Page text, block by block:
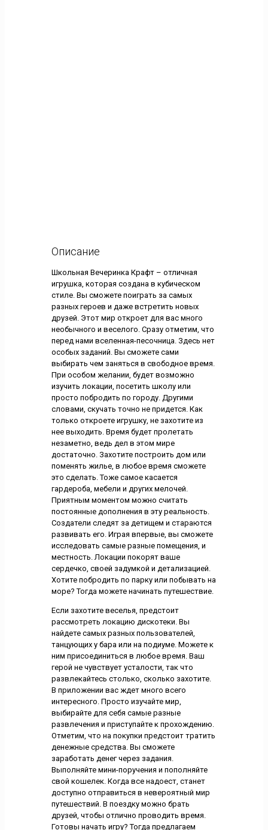
Описание
Школьная Вечеринка Крафт – отличная
игрушка, которая создана в кубическом
стиле. Вы сможете поиграть за самых
разных героев и даже встретить новых
друзей. Этот мир откроет для вас много
необычного и веселого. Сразу отметим, что
перед нами вселенная-песочница. Здесь нет
особых заданий. Вы сможете сами
выбирать чем заняться в свободное время.
При особом желании, будет возможно
изучить локации, посетить школу или
просто побродить по городу. Другими
словами, скучать точно не придется. Как
только откроете игрушку, не захотите из
нее выходить. Время будет пролетать
незаметно, ведь дел в этом мире
достаточно. Захотите построить дом или
поменять жилье, в любое время сможете
это сделать. Тоже самое касается
гардероба, мебели и других мелочей.
Приятным моментом можно считать
постоянные дополнения в эту реальность.
Создатели следят за детищем и стараются
развивать его. Играя впервые, вы сможете
исследовать самые разные помещения, и
местность. Локации покорят ваше
сердечко, своей задумкой и детализацией.
Хотите побродить по парку или побывать на
море? Тогда можете начинать путешествие.
Если захотите веселья, предстоит
рассмотреть локацию дискотеки. Вы
найдете самых разных пользователей,
танцующих у бара или на подиуме. Можете к
ним присоединиться в любое время. Ваш
герой не чувствует усталости, так что
развлекайтесь столько, сколько захотите.
В приложении вас ждет много всего
интересного. Просто изучайте мир,
выбирайте для себя самые разные
развлечения и приступайте к прохождению.
Отметим, что на покупки предстоит тратить
денежные средства. Вы сможете
заработать денег через задания.
Выполняйте мини-поручения и пополняйте
свой кошелек. Когда все надоест, станет
доступно отправиться в невероятный мир
путешествий. В поездку можно брать
друзей, чтобы отлично проводить время.
Готовы начать игру? Тогда предлагаем